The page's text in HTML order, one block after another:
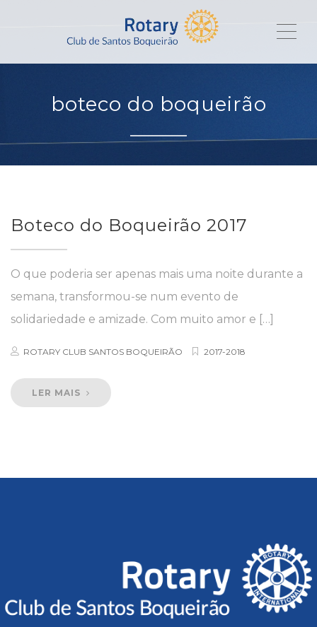
boteco do boqueirão
Boteco do Boqueirão 2017
O que poderia ser apenas mais uma noite durante a
semana, transformou-se num evento de
solidariedade e amizade. Com muito amor e […]
ROTARY CLUB SANTOS BOQUEIRÃO 2017-2018
LER MAIS